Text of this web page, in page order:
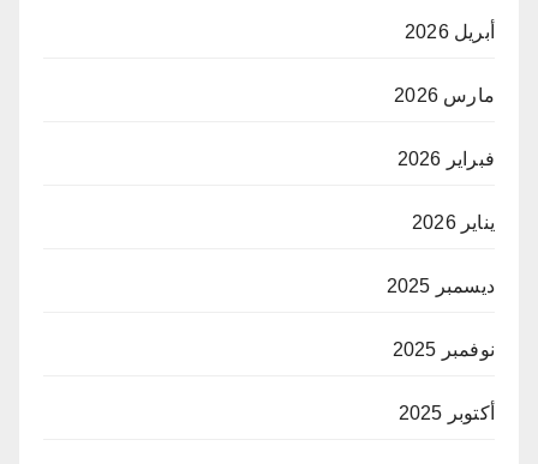
أبريل 2026
مارس 2026
فبراير 2026
يناير 2026
ديسمبر 2025
نوفمبر 2025
أكتوبر 2025